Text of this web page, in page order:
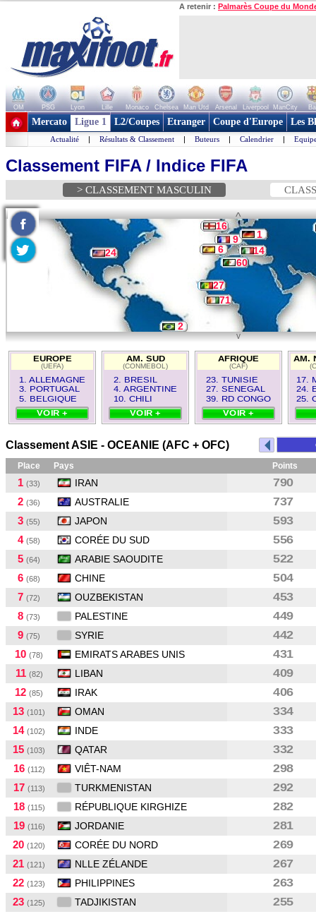
A retenir : Palmarès Coupe du
OM PSG Lyon Lille Monaco Chelsea Man Utd Arsenal Liverpool ManCity
+ de clubs
Mercato Ligue 1 L2/Coupes Etranger Coupe d'Europe Les
Actualité | Résultats & Classement | Buteurs | Calendrier |
Classement FIFA / Indice FIFA
> CLASSEMENT MASCULIN
^
v
24
16
9
1
6
14
22
2
71
27
60
EUROPE
(UEFA)
1. ALLEMAGNE
3. PORTUGAL
5. BELGIQUE
VOIR +
AM. SUD
(CONMEBOL)
2. BRESIL
4. ARGENTINE
10. CHILI
VOIR +
AFRIQUE
(CAF)
23. TUNISIE
27. SENEGAL
39. RD CONGO
VOIR +
AM.
17.
24.
25.
Classement ASIE - OCEANIE (AFC + OFC)
Place Pays Points
1 (33) IRAN
790
2 (36) AUSTRALIE
737
3 (55) JAPON
593
4 (58) CORÉE DU SUD
556
5 (64) ARABIE SAOUDITE
522
6 (68) CHINE
504
7 (72) OUZBEKISTAN
453
8 (73) PALESTINE
449
9 (75) SYRIE
442
10 (78) EMIRATS ARABES UNIS
431
11 (82) LIBAN
409
12 (85) IRAK
406
13 (101) OMAN
334
14 (102) INDE
333
15 (103) QATAR
332
16 (112) VIÊT-NAM
298
17 (113) TURKMENISTAN
292
18 (115) RÉPUBLIQUE KIRGHIZE
282
19 (116) JORDANIE
281
20 (120) CORÉE DU NORD
269
21 (121) NLLE ZÉLANDE
267
22 (123) PHILIPPINES
263
23 (125) TADJIKISTAN
255